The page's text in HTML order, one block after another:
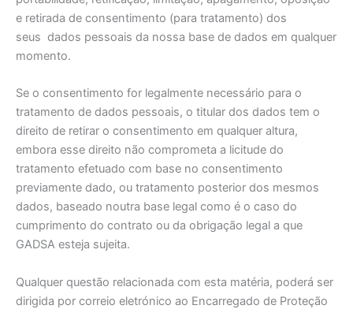
e retirada de consentimento (para tratamento) dos
seus dados pessoais da nossa base de dados em qualquer
momento.
Se o consentimento for legalmente necessário para o
tratamento de dados pessoais, o titular dos dados tem o
direito de retirar o consentimento em qualquer altura,
embora esse direito não comprometa a licitude do
tratamento efetuado com base no consentimento
previamente dado, ou tratamento posterior dos mesmos
dados, baseado noutra base legal como é o caso do
cumprimento do contrato ou da obrigação legal a que
GADSA esteja sujeita.
Qualquer questão relacionada com esta matéria, poderá ser
dirigida por correio eletrónico ao Encarregado de Proteção